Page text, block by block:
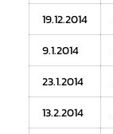
19.12.2014
9.1.2014
23.1.2014
13.2.2014